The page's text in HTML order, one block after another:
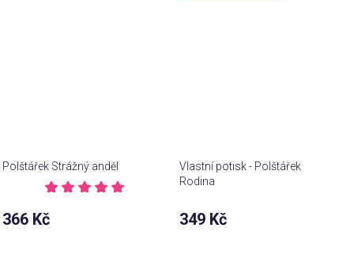
Polštářek Strážný anděl
hodnocení
produktu
366 Kč
Vlastní potisk - Polštářek
Rodina
349 Kč